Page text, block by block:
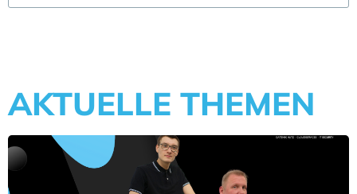
AKTUELLE THEMEN